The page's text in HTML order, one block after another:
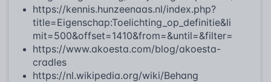
https://kennis.hunzeenaas.nl/index.php?
title=Eigenschap:Toelichting_op_definitie&li
mit=500&offset=1410&from=&until=&filter=
https://www.akoesta.com/blog/akoesta-
cradles
https://nl.wikipedia.org/wiki/Behang